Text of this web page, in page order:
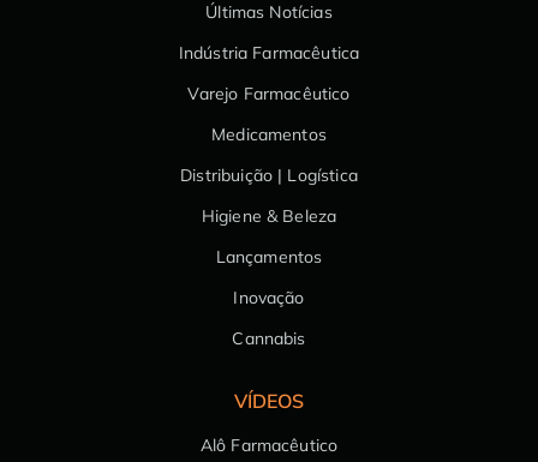
Últimas Notícias
Indústria Farmacêutica
Varejo Farmacêutico
Medicamentos
Distribuição | Logística
Higiene & Beleza
Lançamentos
Inovação
Cannabis
VÍDEOS
Alô Farmacêutico